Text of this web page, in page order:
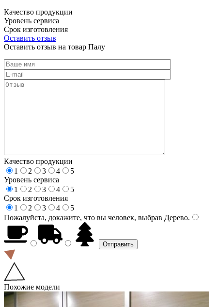
Качество продукции
Уровень сервиса
Срок изготовления
Оставить отзыв
Оставить отзыв на товар Палу
Качество продукции
1
2 3 4
5
Уровень сервиса
1
2 3 4
5
Срок изготовления
1
2 3 4
5
Пожалуйста, докажите, что вы человек, выбрав Дерево.
Похожие модели